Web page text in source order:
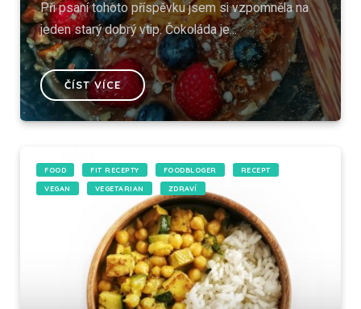
Při psaní tohoto příspěvku jsem si vzpomněla na
jeden starý dobrý vtip. Čokoláda je...
ČÍST VÍCE
FOOD FIT RECEPTY FOODBLOGER RECEPT
VEGAN VEGETARIAN ZDRAVÍ